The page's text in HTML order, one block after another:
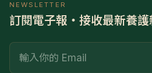
NEWSLETTER
訂閱電子報・接收最新養護